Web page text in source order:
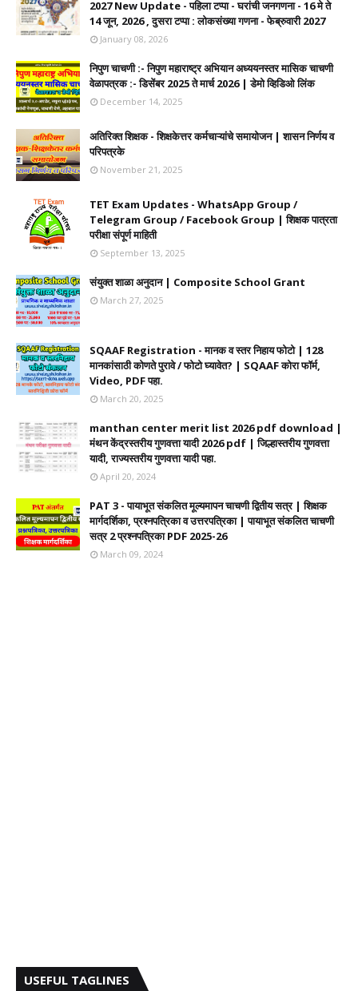
2027 New Update - पहिला टप्पा - घरांची जनगणना - 16 मे ते
14 जून, 2026 , दुसरा टप्पा : लोकसंख्या गणना - फेब्रुवारी 2027
January 08, 2026
निपुण चाचणी :- निपुण महाराष्ट्र अभियान अध्ययनस्तर मासिक चाचणी
वेळापत्रक :- डिसेंबर 2025 ते मार्च 2026 | डेमो व्हिडिओ लिंक
December 14, 2025
अतिरिक्त शिक्षक - शिक्षकेत्तर कर्मचाऱ्यांचे समायोजन | शासन निर्णय व
परिपत्रके
November 21, 2025
TET Exam Updates - WhatsApp Group /
Telegram Group / Facebook Group | शिक्षक पात्रता
परीक्षा संपूर्ण माहिती
September 13, 2025
संयुक्त शाळा अनुदान | Composite School Grant
March 27, 2025
SQAAF Registration - मानक व स्तर निहाय फोटो | 128
मानकांसाठी कोणते पुरावे / फोटो घ्यावेत? | SQAAF कोरा फॉर्म,
Video, PDF पहा.
March 20, 2025
manthan center merit list 2026 pdf download |
मंथन केंद्रस्तरीय गुणवत्ता यादी 2026 pdf | जिल्हास्तरीय गुणवत्ता
यादी, राज्यस्तरीय गुणवत्ता यादी पहा.
April 20, 2024
PAT 3 - पायाभूत संकलित मूल्यमापन चाचणी द्वितीय सत्र | शिक्षक
मार्गदर्शिका, प्रश्नपत्रिका व उत्तरपत्रिका | पायाभूत संकलित चाचणी
सत्र 2 प्रश्नपत्रिका PDF 2025-26
March 09, 2024
USEFUL TAGLINES